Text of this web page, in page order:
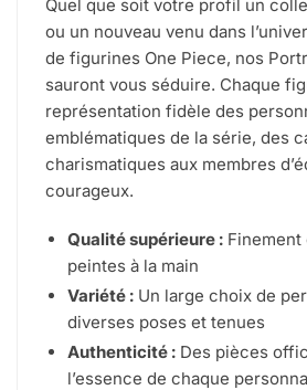
Quel que soit votre profil un
ou un nouveau venu dans
de figurines One Piece, nos
sauront vous séduire. Chaque
représentation fidèle des
emblématiques de la série, des
charismatiques aux membres
courageux.
Qualité supérieure :
peintes à la main
Variété : Un large choix de
diverses poses et tenues
Authenticité : Des pièces
l’essence de chaque